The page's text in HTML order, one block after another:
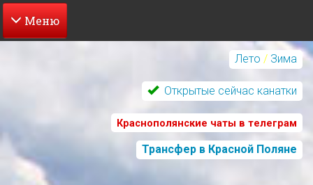
Перейти
Лето / Зима
Открытые сейчас канатки
Краснополянские чаты в телеграм
Трансфер в Красной Поляне